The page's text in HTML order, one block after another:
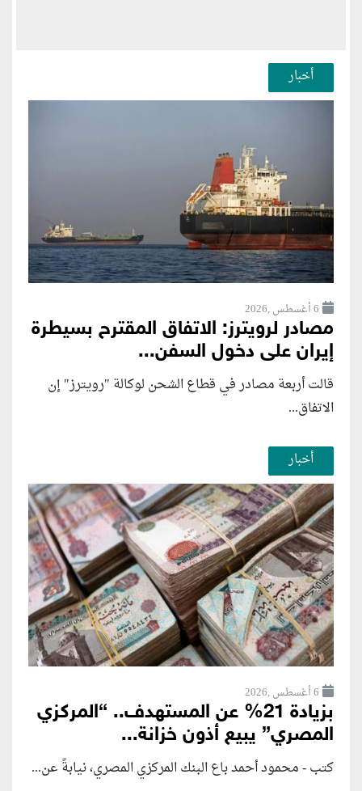
أخبار
6 أغسطس ,2026
مصادر لرويترز: الاتفاق المقترح بسيطرة
إيران على دخول السفن...
قالت أربعة مصادر في قطاع الشحن لوكالة "رويترز" إن
الاتفاق...
أخبار
6 أغسطس ,2026
بزيادة 21% عن المستهدف.. “المركزي
المصري” يبيع أذون خزانة...
كتب - محمود أحمد باع البنك المركزي المصري، نيابةً عن...